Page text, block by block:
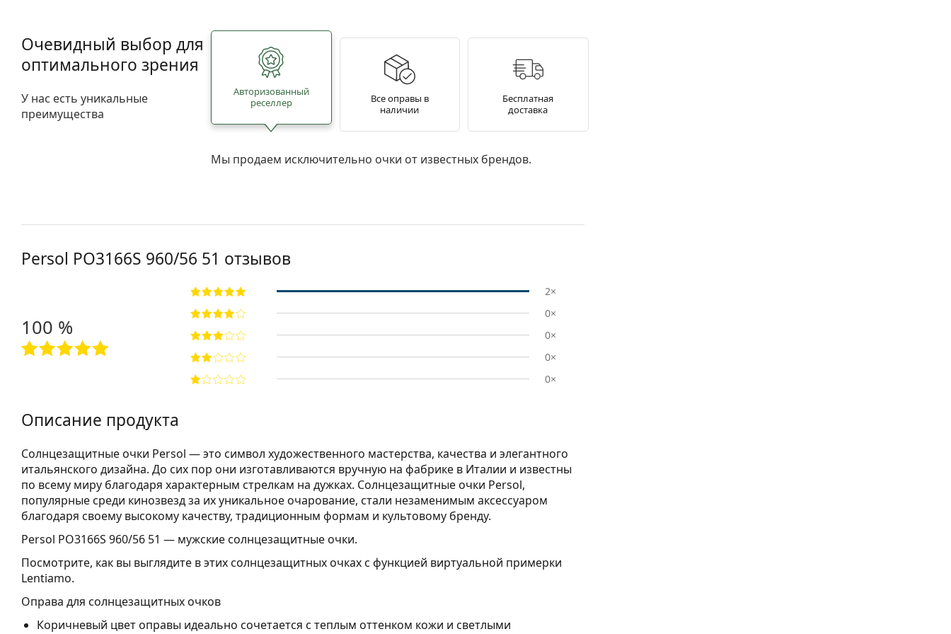
Очевидный выбор для
оптимального зрения
У нас есть уникальные
преимущества
Авторизованный
реселлер
Все оправы в
наличии
Бесплатная
доставка
Мы продаем исключительно очки от известных брендов.
Persol PO3166S 960/56 51 отзывов
100 %
2×
0×
0×
0×
0×
Описание продукта
Солнцезащитные очки Persol — это символ художественного мастерства, качества и элегантного
итальянского дизайна. До сих пор они изготавливаются вручную на фабрике в Италии и известны
по всему миру благодаря характерным стрелкам на дужках. Солнцезащитные очки Persol,
популярные среди кинозвезд за их уникальное очарование, стали незаменимым аксессуаром
благодаря своему высокому качеству, традиционным формам и культовому бренду.
Persol PO3166S 960/56 51 — мужские солнцезащитные очки.
Посмотрите, как вы выглядите в этих солнцезащитных очках с функцией виртуальной примерки
Lentiamo.
Оправа для солнцезащитных очков
Коричневый цвет оправы идеально сочетается с теплым оттенком кожи и светлыми